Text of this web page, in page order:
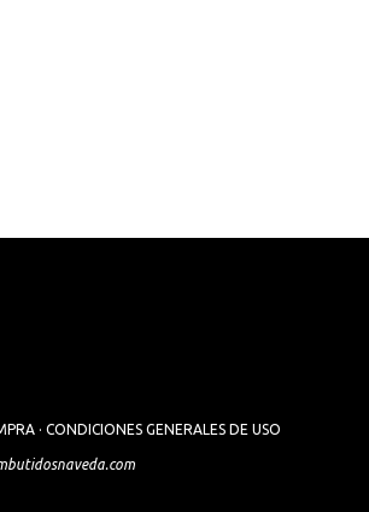
· CONDICIONES GENERALES DE USO